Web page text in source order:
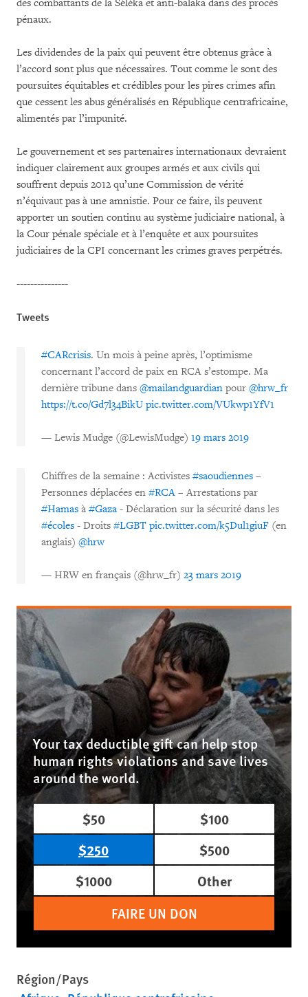
des combattants de la Séléka et anti-balaka dans des procès
pénaux.
Les dividendes de la paix qui peuvent être obtenus grâce à
l’accord sont plus que nécessaires. Tout comme le sont des
poursuites équitables et crédibles pour les pires crimes afin
que cessent les abus généralisés en République centrafricaine,
alimentés par l’impunité.
Le gouvernement et ses partenaires internationaux devraient
indiquer clairement aux groupes armés et aux civils qui
souffrent depuis 2012 qu’une Commission de vérité
n’équivaut pas à une amnistie. Pour ce faire, ils peuvent
apporter un soutien continu au système judiciaire national, à
la Cour pénale spéciale et à l’enquête et aux poursuites
judiciaires de la CPI concernant les crimes graves perpétrés.
---------------
Tweets
#CARcrisis. Un mois à peine après, l’optimisme
concernant l’accord de paix en RCA s’estompe. Ma
dernière tribune dans @mailandguardian pour @hrw_fr
https://t.co/Gd7l34BikU pic.twitter.com/VUkwp1YfV1
— Lewis Mudge (@LewisMudge) 19 mars 2019
Chiffres de la semaine : Activistes #saoudiennes –
Personnes déplacées en #RCA – Arrestations par
#Hamas à #Gaza - Déclaration sur la sécurité dans les
#écoles - Droits #LGBT pic.twitter.com/k5Dul1giuF (en
anglais) @hrw
— HRW en français (@hrw_fr) 23 mars 2019
Your tax deductible gift can help stop
human rights violations and save lives
around the world.
$50
$100
$250
$500
$1000
Other
FAIRE UN DON
Région/Pays